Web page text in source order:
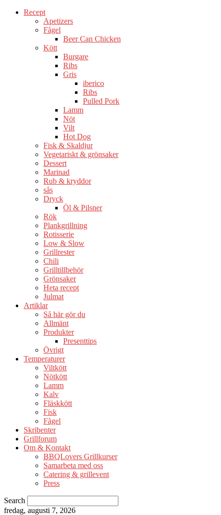
Recept
Apetizers
Fågel
Beer Can Chicken
Kött
Burgare
Ribs
Gris
iberico
Ribs
Pulled Pork
Lamm
Nöt
Vilt
Hot Dog
Fisk & Skaldjur
Vegetariskt & grönsaker
Dessert
Marinad
Rub & kryddor
sås
Dryck
Öl & Pilsner
Rök
Plankgrillning
Rotisserie
Low & Slow
Grillrester
Chili
Grilltillbehör
Grönsaker
Heta recept
Julmat
Artiklar
Så här gör du
Allmänt
Produkter
Presenttips
Övrigt
Temperaturer
Viltkött
Nötkött
Lamm
Kalv
Fläskkött
Fisk
Fågel
Skribenter
Grillforum
Om & Kontakt
BBQLovers Grillkurser
Samarbeta med oss
Catering & grillevent
Press
Search
fredag, augusti 7, 2026